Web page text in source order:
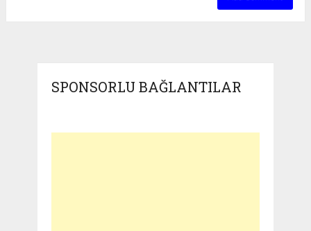
SPONSORLU BAĞLANTILAR